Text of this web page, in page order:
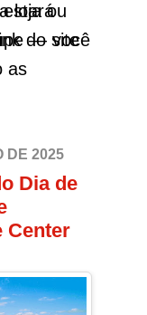
— você
as
compras
com
casa.
loja ou
do site
DE 2025
Dia de
Center